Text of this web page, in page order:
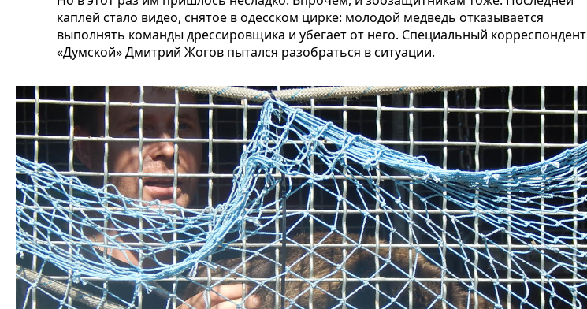
каплей стало видео, снятое в одесском цирке: молодой медведь отказывается
выполнять команды дрессировщика и убегает от него. Специальный корреспондент
«Думской» Дмитрий Жогов пытался разобраться в ситуации.